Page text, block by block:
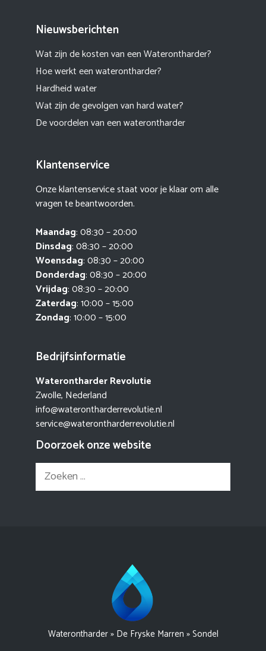
Nieuwsberichten
Wat zijn de kosten van een Waterontharder?
Hoe werkt een waterontharder?
Hardheid water
Wat zijn de gevolgen van hard water?
De voordelen van een waterontharder
Klantenservice
Onze klantenservice staat voor je klaar om alle
vragen te beantwoorden.
Maandag: 08:30 – 20:00
Dinsdag: 08:30 – 20:00
Woensdag: 08:30 – 20:00
Donderdag: 08:30 – 20:00
Vrijdag: 08:30 – 20:00
Zaterdag: 10:00 – 15:00
Zondag: 10:00 – 15:00
Bedrijfsinformatie
Waterontharder Revolutie
Zwolle, Nederland
info@waterontharderrevolutie.nl
service@waterontharderrevolutie.nl
Doorzoek onze website
Zoek
naar:
Waterontharder» De Fryske Marren »Sondel